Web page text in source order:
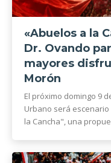
«Abuelos a la
Dr. Ovando
mayores
Morón
El próximo domingo 9
Urbano será
la Cancha", una